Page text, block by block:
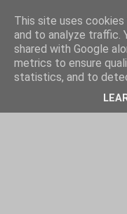
This site uses
and to analyze traffic.
shared with Google
metrics to ensure
statistics, and to